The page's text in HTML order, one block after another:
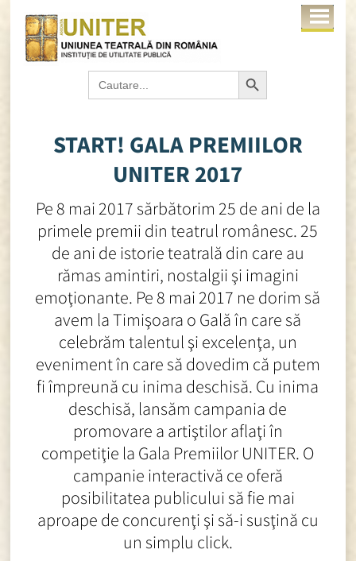
Search
for:
Search Button
START! GALA PREMIILOR
UNITER 2017
Pe 8 mai 2017 sărbătorim 25 de ani de la
primele premii din teatrul românesc. 25
de ani de istorie teatrală din care au
rămas amintiri, nostalgii şi imagini
emoţionante. Pe 8 mai 2017 ne dorim să
avem la Timişoara o Gală în care să
celebrăm talentul şi excelenţa, un
eveniment în care să dovedim că putem
fi împreună cu inima deschisă. Cu inima
deschisă, lansăm campania de
promovare a artiştilor aflaţi în
competiţie la Gala Premiilor UNITER. O
campanie interactivă ce oferă
posibilitatea publicului să fie mai
aproape de concurenţi şi să-i susţină cu
un simplu click.